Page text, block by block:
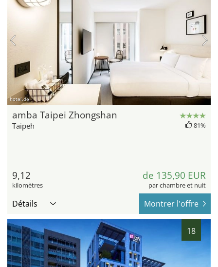
hotel.de
amba Taipei Zhongshan
Taipeh 81%
9,12
kilomètres
de 135,90 EUR
par chambre et nuit
Détails Montrer l'offre
18